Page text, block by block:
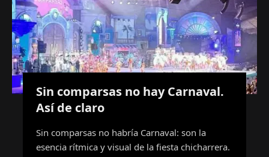
Sin comparsas no hay Carnaval.
Así de claro
Sin comparsas no habría Carnaval: son la
esencia rítmica y visual de la fiesta chicharrera.